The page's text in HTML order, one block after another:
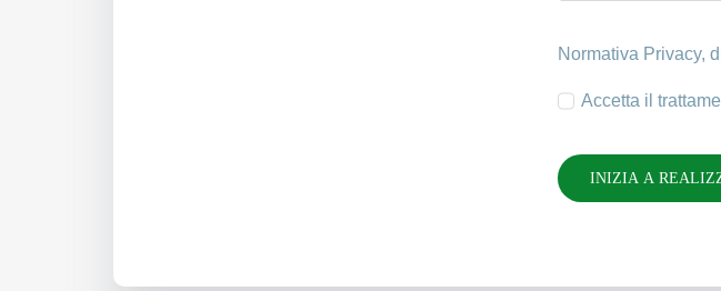
Normativa Privacy,
Accetta il
INIZIA A